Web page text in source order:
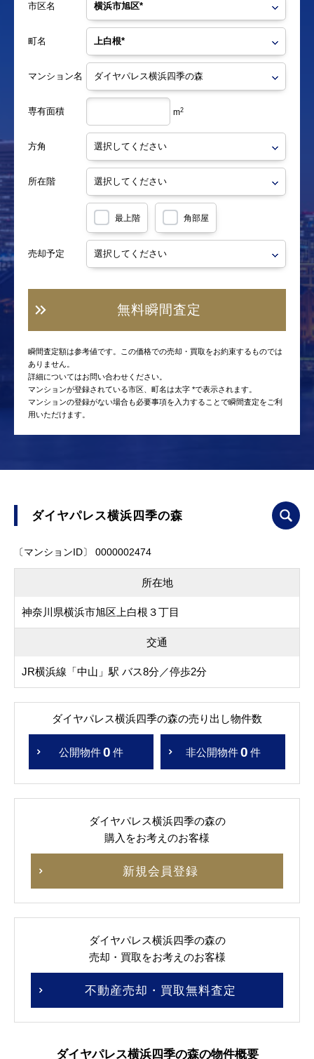
市区名
町名
マンション名
専有面積 m2
方角
所在階
最上階 角部屋
売却予定
無料瞬間査定
瞬間査定額は参考値です。この価格での売却・買取をお約束するものでは
ありません。
詳細についてはお問い合わせください。
マンションが登録されている市区、町名は太字 *で表示されます。
マンションの登録がない場合も必要事項を入力することで瞬間査定をご利
用いただけます。
ダイヤパレス横浜四季の森
〔マンションID〕 0000002474
所在地
神奈川県横浜市旭区上白根３丁目
交通
JR横浜線「中山」駅 バス8分／停歩2分
ダイヤパレス横浜四季の森の売り出し物件数
公開物件0 件 非公開物件 0 件
ダイヤパレス横浜四季の森の
購入をお考えのお客様
新規会員登録
ダイヤパレス横浜四季の森の
売却・買取をお考えのお客様
不動産売却・買取無料査定
ダイヤパレス横浜四季の森の物件概要